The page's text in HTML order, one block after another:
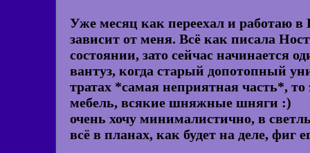
Уже месяц как переехал и работаю
зависит от меня. Всё как писала
состоянии, зато сейчас начинается
вантуз, когда старый допотопный
тратах *самая неприятная часть*,
мебель, всякие шняжные шняги :)
очень хочу минималистично, в
всё в планах, как будет на деле, фиг